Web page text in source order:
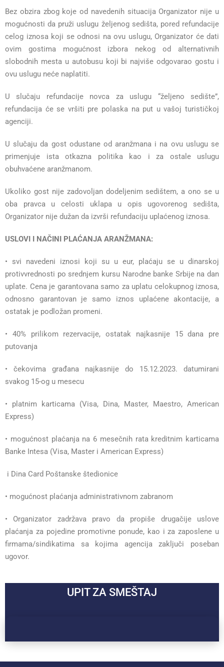
Bez obzira zbog koje od navedenih situacija Organizator nije u
mogućnosti da pruži uslugu željenog sedišta, pored refundacije
celog iznosa koji se odnosi na ovu uslugu, Organizator će dati
ovim gostima mogućnost izbora nekog od alternativnih
slobodnih mesta u autobusu koji bi najviše odgovarao gostu i
ovu uslugu neće naplatiti.
U slučaju refundacije novca za uslugu “željeno sedište”,
refundacija će se vršiti pre polaska na put u vašoj turističkoj
agenciji.
U slučaju da gost odustane od aranžmana i na ovu uslugu se
primenjuje ista otkazna politika kao i za ostale uslugu
obuhvaćene aranžmanom.
Ukoliko gost nije zadovoljan dodeljenim sedištem, a ono se u
oba pravca u celosti uklapa u opis ugovorenog sedišta,
Organizator nije dužan da izvrši refundaciju uplaćenog iznosa.
USLOVI I NAČINI PLAĆANJA ARANŽMANA:
• svi navedeni iznosi koji su u eur, plaćaju se u dinarskoj
protivvrednosti po srednjem kursu Narodne banke Srbije na dan
uplate. Cena je garantovana samo za uplatu celokupnog iznosa,
odnosno garantovan je samo iznos uplaćene akontacije, a
ostatak je podložan promeni.
• 40% prilikom rezervacije, ostatak najkasnije 15 dana pre
putovanja
• čekovima građana najkasnije do 15.12.2023. datumirani
svakog 15-og u mesecu
• platnim karticama (Visa, Dina, Master, Maestro, American
Express)
• mogućnost plaćanja na 6 mesečnih rata kreditnim karticama
Banke Intesa (Visa, Master i American Express)
i Dina Card Poštanske štedionice
• mogućnost plaćanja administrativnom zabranom
• Organizator zadržava pravo da propiše drugačije uslove
plaćanja za pojedine promotivne ponude, kao i za zaposlene u
firmama/sindikatima sa kojima agencija zaključi poseban
ugovor.
UPIT ZA SMEŠTAJ